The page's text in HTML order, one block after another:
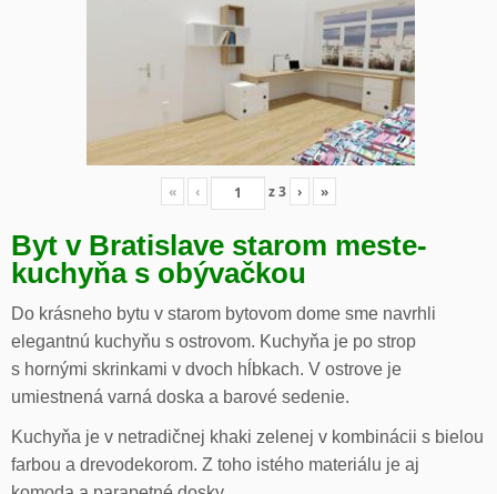
« ‹ z3 › »
Byt v Bratislave starom meste-
kuchyňa s obývačkou
Do krásneho bytu v starom bytovom dome sme navrhli
elegantnú kuchyňu s ostrovom. Kuchyňa je po strop
s hornými skrinkami v dvoch hĺbkach. V ostrove je
umiestnená varná doska a barové sedenie.
Kuchyňa je v netradičnej khaki zelenej v kombinácii s bielou
farbou a drevodekorom. Z toho istého materiálu je aj